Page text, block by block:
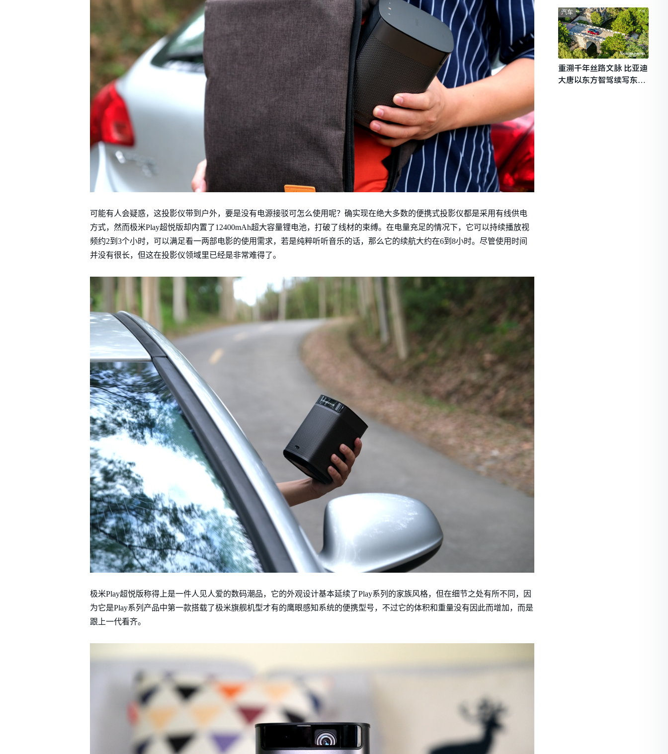
可能有人会疑惑，这投影仪带到户外，要是没有电源接驳可怎么使用呢？确实现在绝大多数的便携式投影仪都是采用有线供电
方式，然而极米Play超悦版却内置了12400mAh超大容量锂电池，打破了线材的束缚。在电量充足的情况下，它可以持续播放视
频约2到3个小时，可以满足看一两部电影的使用需求，若是纯粹听听音乐的话，那么它的续航大约在6到8小时。尽管使用时间
并没有很长，但这在投影仪领域里已经是非常难得了。
极米Play超悦版称得上是一件人见人爱的数码潮品，它的外观设计基本延续了Play系列的家族风格，但在细节之处有所不同，因
为它是Play系列产品中第一款搭载了极米旗舰机型才有的鹰眼感知系统的便携型号，不过它的体积和重量没有因此而增加，而是
跟上一代看齐。
共赴山海热爱
重溯千年丝路文脉 比亚迪
大唐以东方智驾续写东西
汽车